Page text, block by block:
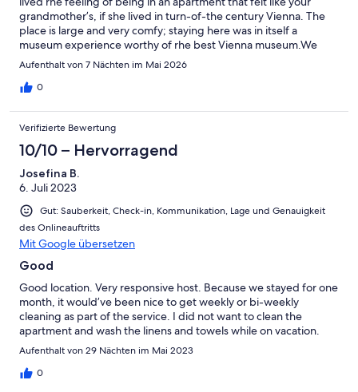
grandmother’s, if she lived in turn-of-the century Vienna. The
place is large and very comfy; staying here was in itself a
museum experience worthy of rhe best Vienna museum.We
were unfortunate in that the lift was our rhe entire time we were
staircase. Our host, who responded wuickly whenever I got in
unfortunately there was nothing that could be done. For an old
apartment, it had a very new kitchen and shower. Hot water
came up quickly. The apartment is pretty well maintained,
though not pristine. There are areas, such as under the
bedroom chest, which could use a good cleaning. But overall,
the place is oozing charm and character and you can’t go wrong
staying in a place that feels like you’ve stepped into a Time
Machine and woke up a century earlier.
Aufenthalt von 7 Nächten im Mai 2026
0
Verifizierte Bewertung
10/10 – Hervorragend
Josefina B.
6. Juli 2023
Gut: Sauberkeit, Check-in, Kommunikation, Lage und Genauigkeit
des Onlineauftritts
Mit Google übersetzen
Good
Good location. Very responsive host. Because we stayed for one
month, it would’ve been nice to get weekly or bi-weekly
cleaning as part of the service. I did not want to clean the
apartment and wash the linens and towels while on vacation.
Aufenthalt von 29 Nächten im Mai 2023
0